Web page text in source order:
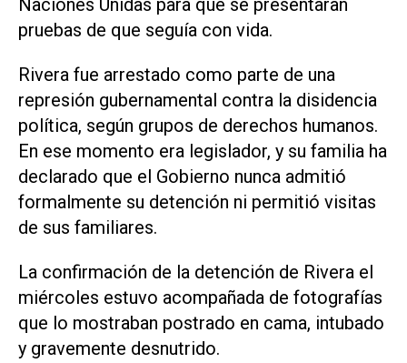
Naciones Unidas para que se presentaran
pruebas de que seguía con vida.
Rivera fue ⁠arrestado como parte de una
represión gubernamental contra la disidencia
política, según grupos de derechos humanos.
En ese momento era legislador, y su familia ha
declarado que el Gobierno nunca admitió
formalmente su detención ni permitió visitas
de sus familiares.
La confirmación de la detención ‌de Rivera el
miércoles estuvo acompañada de fotografías
que lo mostraban postrado en cama, intubado
y gravemente desnutrido.